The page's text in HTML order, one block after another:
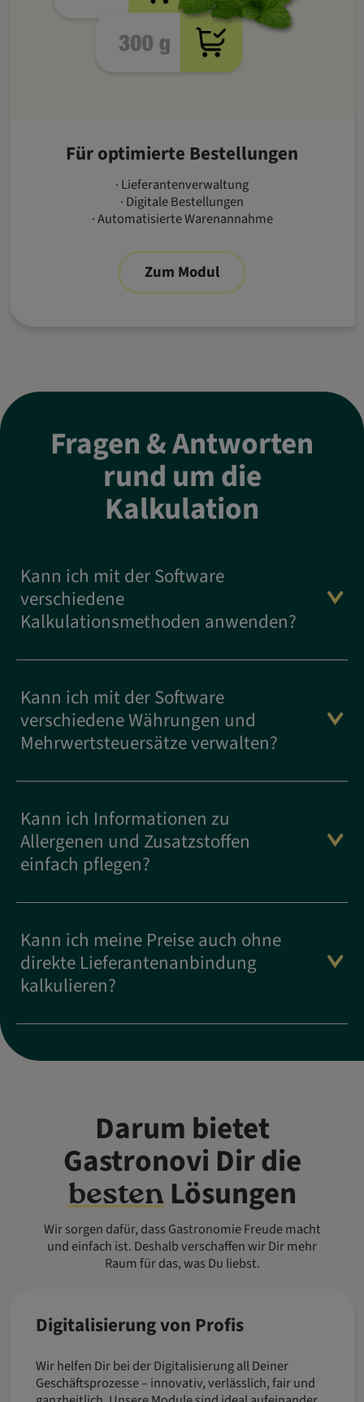
Für optimierte Bestellungen
· Lieferantenverwaltung
· Digitale Bestellungen
· Automatisierte Warenannahme
Zum Modul
Fragen & Antworten
rund um die
Kalkulation
Kann ich mit der Software
verschiedene
Kalkulationsmethoden anwenden?
Kann ich mit der Software
verschiedene Währungen und
Mehrwertsteuersätze verwalten?
Kann ich Informationen zu
Allergenen und Zusatzstoffen
einfach pflegen?
Kann ich meine Preise auch ohne
direkte Lieferantenanbindung
kalkulieren?
Darum bietet
Gastronovi Dir die
besten Lösungen
Wir sorgen dafür, dass Gastronomie Freude macht
und einfach ist. Deshalb verschaffen wir Dir mehr
Raum für das, was Du liebst.
Digitalisierung von Profis
Wir helfen Dir bei der Digitalisierung all Deiner
Geschäftsprozesse – innovativ, verlässlich, fair und